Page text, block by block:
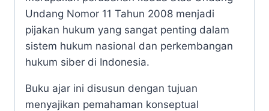
Undang Nomor 11 Tahun 2008 menjadi
pijakan hukum yang sangat penting dalam
sistem hukum nasional dan perkembangan
hukum siber di Indonesia.
Buku ajar ini disusun dengan tujuan
menyajikan pemahaman konseptual